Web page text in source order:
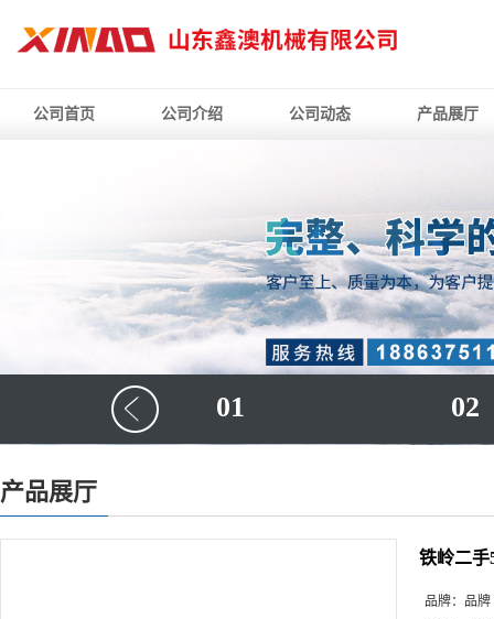
公司首页 公司介绍 公司动态 产品展厅
01 02
产品展厅
铁岭二手
品牌： 品牌